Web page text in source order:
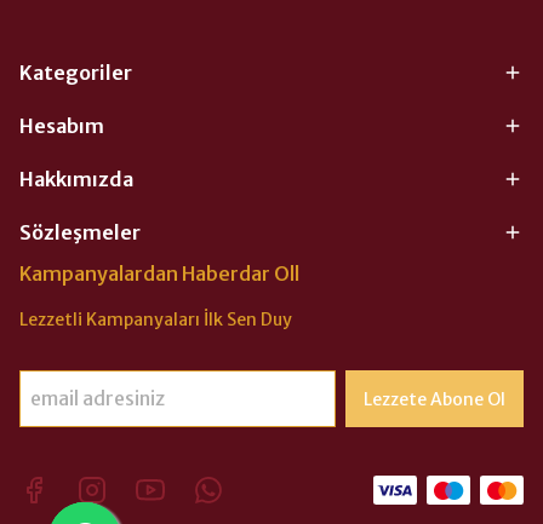
Kategoriler
Hesabım
Hakkımızda
Sözleşmeler
Kampanyalardan Haberdar Oll
Lezzetli Kampanyaları İlk Sen Duy
Lezzete Abone Ol